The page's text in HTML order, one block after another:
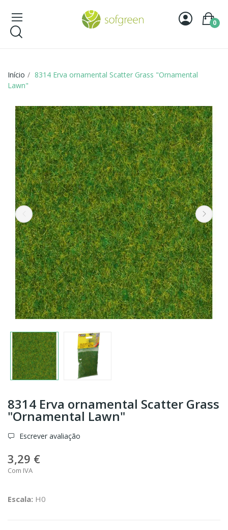
0
Início
8314 Erva ornamental Scatter Grass "Ornamental
Lawn"
8314 Erva ornamental Scatter Grass
"Ornamental Lawn"
Escrever avaliação
3,29 €
Com IVA
Escala: H0